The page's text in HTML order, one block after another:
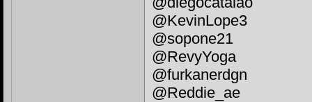
@KevinLope3
@sopone21
@RevyYoga
@furkanerdgn
@Reddie_ae